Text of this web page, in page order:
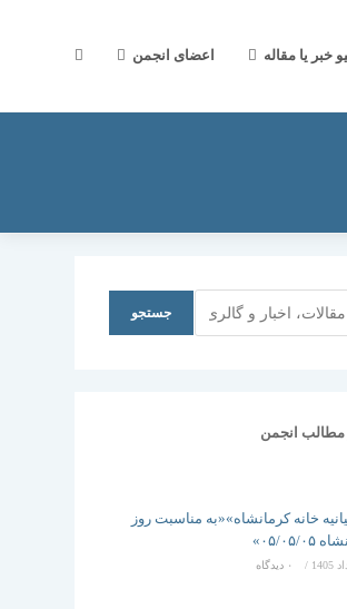
خبر یا مقاله اعضای انجمن جستجوی
جستجو
مطالب انجمن
خانه کرمانشاه»«به مناسبت روز
۰۵/۰۵»
/ ۰ دیدگاه